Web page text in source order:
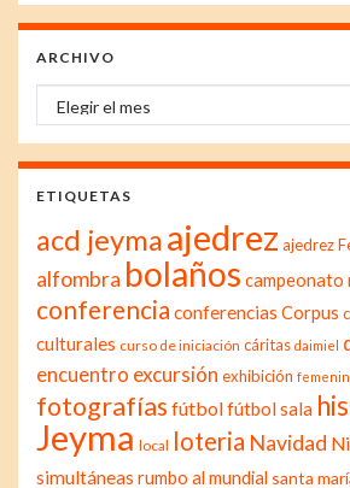
ARCHIVO
Archivo
ETIQUETAS
acd jeymaajedrez ajedrez
alfombra bolaños campeonato
conferencia conferencias Corpus
culturales curso de iniciación cáritas daimiel
encuentro excursión exhibición
fotografías fútbolfútbol sala
Jeyma local loteria Navidad
simultáneas rumbo al mundial santa